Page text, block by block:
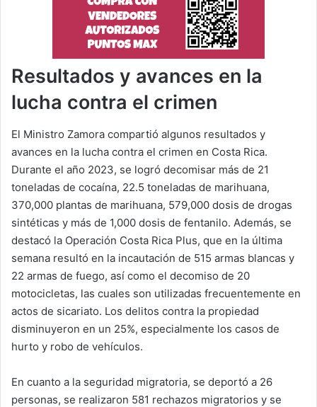
Resultados y avances en la
lucha contra el crimen
El Ministro Zamora compartió algunos resultados y
avances en la lucha contra el crimen en Costa Rica.
Durante el año 2023, se logró decomisar más de 21
toneladas de cocaína, 22.5 toneladas de marihuana,
370,000 plantas de marihuana, 579,000 dosis de drogas
sintéticas y más de 1,000 dosis de fentanilo. Además, se
destacó la Operación Costa Rica Plus, que en la última
semana resultó en la incautación de 515 armas blancas y
22 armas de fuego, así como el decomiso de 20
motocicletas, las cuales son utilizadas frecuentemente en
actos de sicariato. Los delitos contra la propiedad
disminuyeron en un 25%, especialmente los casos de
hurto y robo de vehículos.
En cuanto a la seguridad migratoria, se deportó a 26
personas, se realizaron 581 rechazos migratorios y se